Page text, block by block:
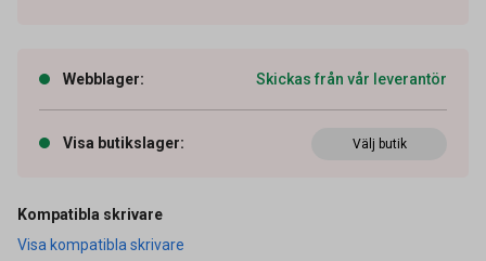
Webblager: Skickas från vår leverantör
Visa butikslager: Välj butik
Kompatibla skrivare
Visa kompatibla skrivare
Typ
Leverantörens